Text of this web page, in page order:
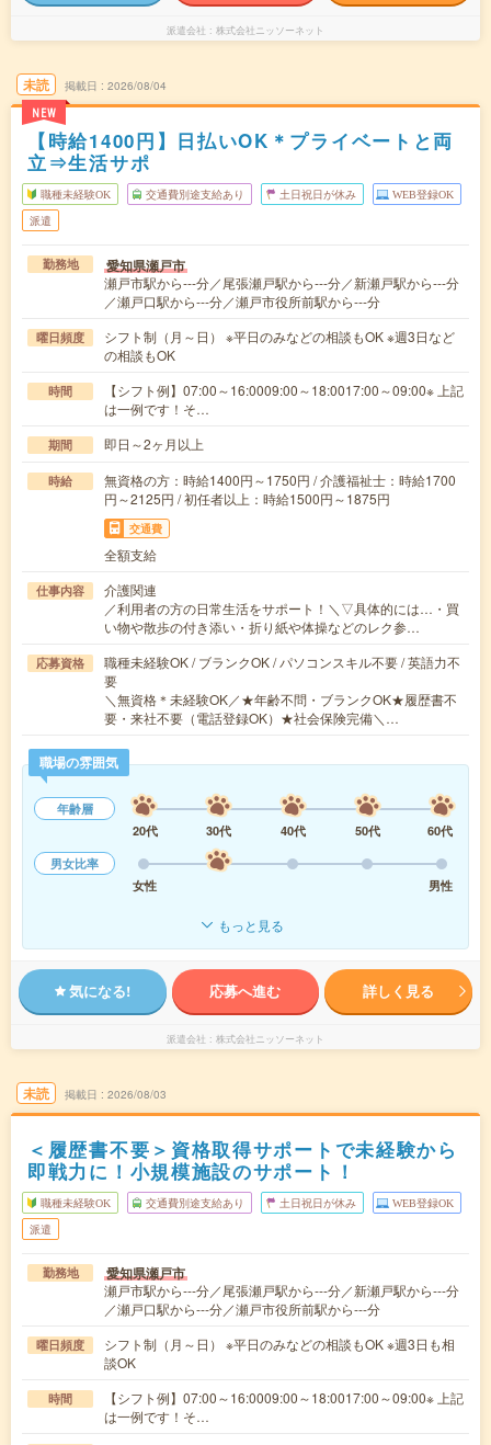
派遣会社 株式会社ニッソーネット
未読
NEW
掲載日 2026/08/04
【時給1400円】日払いOK＊プライベートと両
立⇒生活サポ
職種未経験OK 交通費別途支給あり 土日祝日が休み WEB登録OK
派遣
勤務地 愛知県瀬戸市
瀬戸市駅から---分／尾張瀬戸駅から---分／新瀬戸駅から---分
／瀬戸口駅から---分／瀬戸市役所前駅から---分
曜日頻度
シフト制（月～日） ※平日のみなどの相談もOK ※週3日など
の相談もOK
時間
【シフト例】07:00～16:0009:00～18:0017:00～09:00※ 上記
は一例です！そ…
期間 即日～2ヶ月以上
時給
無資格の方：時給1400円～1750円 / 介護福祉士：時給1700
円～2125円 / 初任者以上：時給1500円～1875円
交通費
全額支給
仕事内容
介護関連
／利用者の方の日常生活をサポート！＼▽具体的には…・買
い物や散歩の付き添い・折り紙や体操などのレク参…
応募資格
職種未経験OK / ブランクOK / パソコンスキル不要 / 英語力不
要
＼無資格＊未経験OK／★年齢不問・ブランクOK★履歴書不
要・来社不要（電話登録OK）★社会保険完備＼…
職場の雰囲気
年齢層
20代
30代 40代 50代
60代
男女比率
女性
男性
もっと見る
気になる! 応募へ進む 詳しく見る
派遣会社 株式会社ニッソーネット
未読 掲載日 2026/08/03
＜履歴書不要＞資格取得サポートで未経験から
即戦力に！小規模施設のサポート！
職種未経験OK 交通費別途支給あり 土日祝日が休み WEB登録OK
派遣
勤務地 愛知県瀬戸市
瀬戸市駅から---分／尾張瀬戸駅から---分／新瀬戸駅から---分
／瀬戸口駅から---分／瀬戸市役所前駅から---分
曜日頻度
シフト制（月～日） ※平日のみなどの相談もOK ※週3日も相
談OK
時間
【シフト例】07:00～16:0009:00～18:0017:00～09:00※ 上記
は一例です！そ…